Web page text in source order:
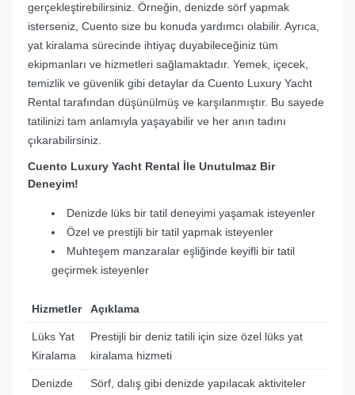
gerçekleştirebilirsiniz. Örneğin, denizde sörf yapmak
isterseniz, Cuento size bu konuda yardımcı olabilir. Ayrıca,
yat kiralama sürecinde ihtiyaç duyabileceğiniz tüm
ekipmanları ve hizmetleri sağlamaktadır. Yemek, içecek,
temizlik ve güvenlik gibi detaylar da Cuento Luxury Yacht
Rental tarafından düşünülmüş ve karşılanmıştır. Bu sayede
tatilinizi tam anlamıyla yaşayabilir ve her anın tadını
çıkarabilirsiniz.
Cuento Luxury Yacht Rental İle Unutulmaz Bir
Deneyim!
Denizde lüks bir tatil deneyimi yaşamak isteyenler
Özel ve prestijli bir tatil yapmak isteyenler
Muhteşem manzaralar eşliğinde keyifli bir tatil
geçirmek isteyenler
Hizmetler Açıklama
Lüks Yat
Kiralama
Prestijli bir deniz tatili için size özel lüks yat
kiralama hizmeti
Denizde
Sörf, dalış gibi denizde yapılacak aktiviteler